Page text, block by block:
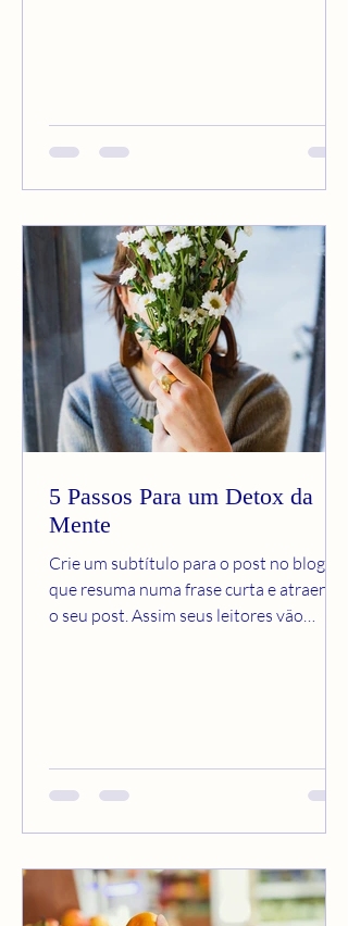
5 Passos Para um Detox da
Mente
Crie um subtítulo para o post no blog
que resuma numa frase curta e atraente
o seu post. Assim seus leitores vão